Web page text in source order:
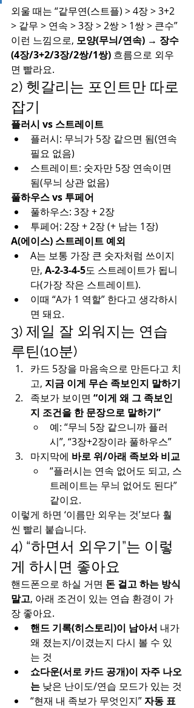
외울 때는 “같무연(스트플) > 4장 > 3+2
> 같무 > 연속 > 3장 > 2쌍 > 1쌍 > 큰수”
이런 느낌으로, 모양(무늬/연속) → 장수
(4장/3+2/3장/2쌍/1쌍) 흐름으로 외우
면 빨라요.
2) 헷갈리는 포인트만 따로
잡기
플러시 vs 스트레이트
플러시: 무늬가 5장 같으면 됨(연속
필요 없음)
스트레이트: 숫자만 5장 연속이면
됨(무늬 상관 없음)
풀하우스 vs 투페어
풀하우스: 3장 + 2장
투페어: 2장 + 2장 (+ 남는 1장)
A(에이스) 스트레이트 예외
A는 보통 가장 큰 숫자처럼 쓰이지
만, A-2-3-4-5도 스트레이트가 됩니
다(가장 작은 스트레이트).
이때 “A가 1 역할” 한다고 생각하시
면 돼요.
3) 제일 잘 외워지는 연습
루틴(10분)
카드 5장을 마음속으로 만든다고 치
고, 지금 이게 무슨 족보인지 말하기
족보가 보이면 “이게 왜 그 족보인
지 조건을 한 문장으로 말하기”
예: “무늬 5장 같으니까 플러
시”, “3장+2장이라 풀하우스”
마지막에 바로 위/아래 족보와 비교
“플러시는 연속 없어도 되고, 스
트레이트는 무늬 없어도 된다”
같이요.
이렇게 하면 ‘이름만 외우는 것’보다 훨
씬 빨리 붙습니다.
4) “하면서 외우기”는 이렇
게 하시면 좋아요
핸드폰으로 하실 거면 돈 걸고 하는 방식
말고, 아래 조건이 있는 연습 환경이 가
장 좋아요.
핸드 기록(히스토리)이 남아서 내가
왜 졌는지/이겼는지 다시 볼 수 있
는 것
쇼다운(서로 카드 공개)이 자주 나오
는 낮은 난이도/연습 모드가 있는 것
“현재 내 족보가 무엇인지” 자동 표